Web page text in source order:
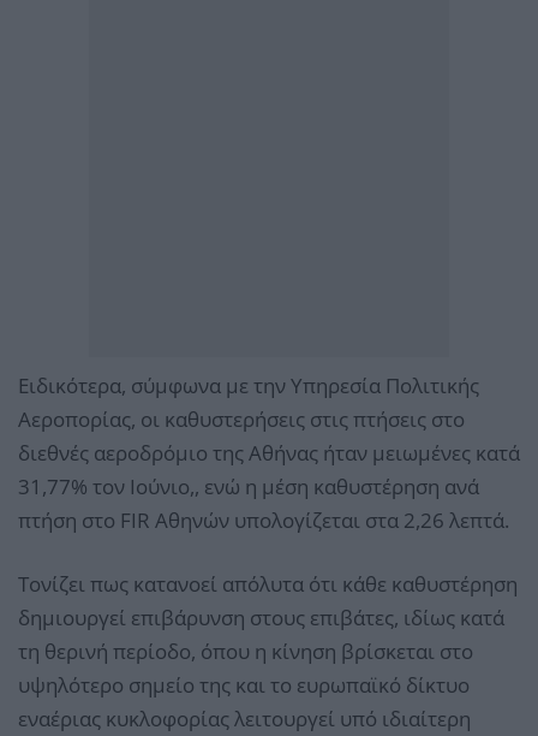
Ειδικότερα, σύμφωνα με την Υπηρεσία Πολιτικής
Αεροπορίας, οι καθυστερήσεις στις πτήσεις στο
διεθνές αεροδρόμιο της Αθήνας ήταν μειωμένες κατά
31,77% τον Ιούνιο,, ενώ η μέση καθυστέρηση ανά
πτήση στο FIR Αθηνών υπολογίζεται στα 2,26 λεπτά.
Τονίζει πως κατανοεί απόλυτα ότι κάθε καθυστέρηση
δημιουργεί επιβάρυνση στους επιβάτες, ιδίως κατά
τη θερινή περίοδο, όπου η κίνηση βρίσκεται στο
υψηλότερο σημείο της και το ευρωπαϊκό δίκτυο
εναέριας κυκλοφορίας λειτουργεί υπό ιδιαίτερη